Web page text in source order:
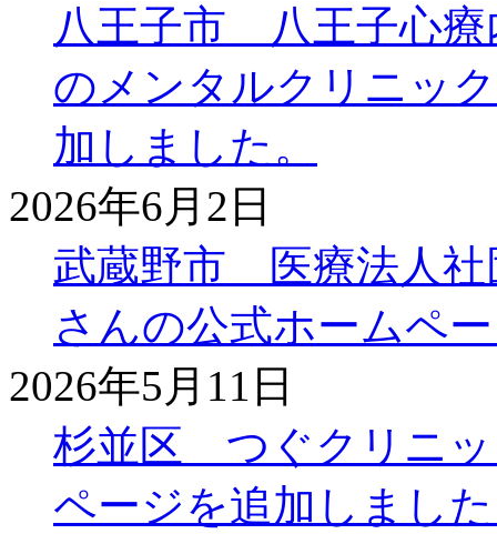
八王子市 八王子心療
のメンタルクリニッ
加しました。
2026年6月2日
武蔵野市 医療法人
さんの公式ホームペ
2026年5月11日
杉並区 つぐクリニッ
ページを追加しまし